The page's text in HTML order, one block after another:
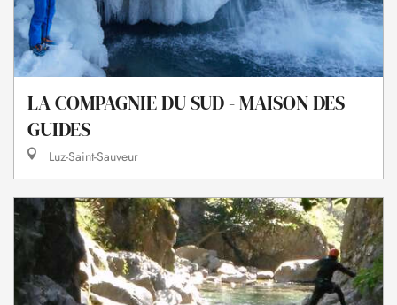
LA COMPAGNIE DU SUD - MAISON DES
GUIDES
Luz-Saint-Sauveur